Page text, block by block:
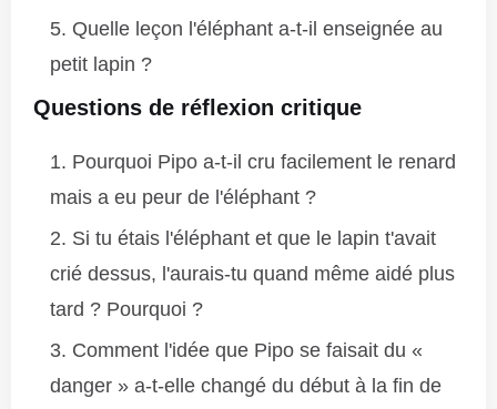
Quelle leçon l'éléphant a-t-il enseignée au
petit lapin ?
Questions de réflexion critique
Pourquoi Pipo a-t-il cru facilement le renard
mais a eu peur de l'éléphant ?
Si tu étais l'éléphant et que le lapin t'avait
crié dessus, l'aurais-tu quand même aidé plus
tard ? Pourquoi ?
Comment l'idée que Pipo se faisait du «
danger » a-t-elle changé du début à la fin de